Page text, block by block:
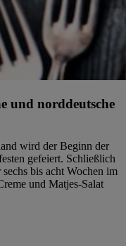
und norddeutsche
wird der Beginn der
gefeiert. Schließlich
bis acht Wochen im
und Matjes-Salat